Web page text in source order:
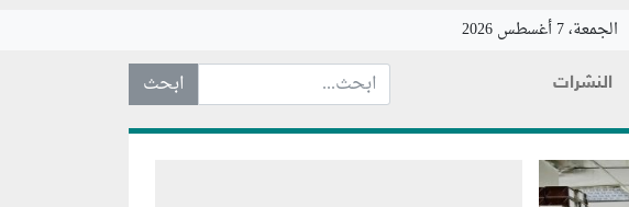
الجمعة، 7 أغسطس 2026
النشرات ابحث عن... :